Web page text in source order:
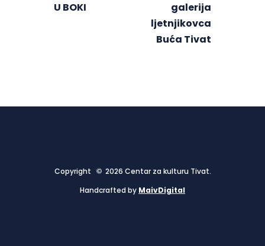
U BOKI
galerija
ljetnjikovca
Buća Tivat
Copyright © 2026 Centar za kulturu Tivat.
Handcrafted by MaivDigital